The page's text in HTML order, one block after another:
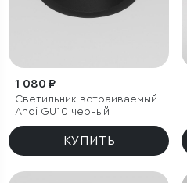
1 080 ₽
Светильник встраиваемый
Andi GU10 черный
КУПИТЬ